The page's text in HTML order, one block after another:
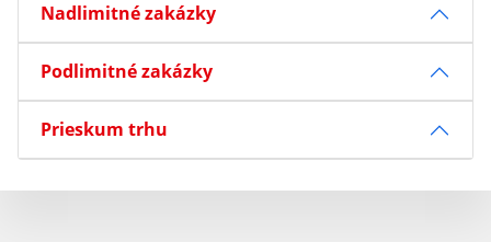
Nadlimitné zakázky
Podlimitné zakázky
Prieskum trhu